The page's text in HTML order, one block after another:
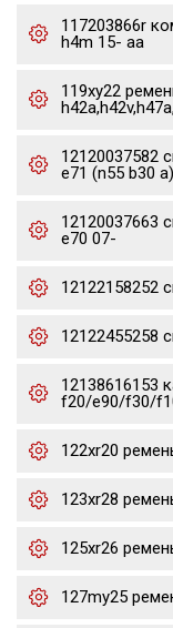
117203866r
h4m 15- aa
119xy22
12120037582
e71 (n55 b30
12120037663
e70 07-
12122158252
12122455258
12138616153
f20/e90/f30/
122xr20
123xr28
125xr26
127my25